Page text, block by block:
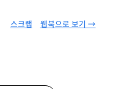
웹북으로 보기 →
스크랩